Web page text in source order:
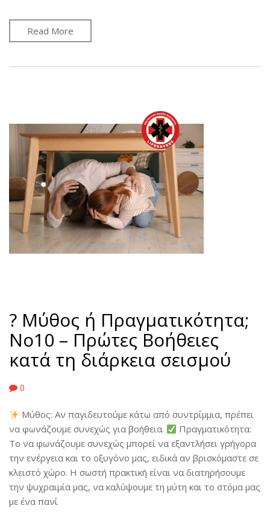
Read More
? Μύθος ή Πραγματικότητα;
No10 – Πρώτες Βοήθειες
κατά τη διάρκεια σεισμού
0
Μύθος: Αν παγιδευτούμε κάτω από συντρίμμια, πρέπει
να φωνάζουμε συνεχώς για βοήθεια.
Πραγματικότητα:
Το να φωνάζουμε συνεχώς μπορεί να εξαντλήσει γρήγορα
την ενέργεια και το οξυγόνο μας, ειδικά αν βρισκόμαστε σε
κλειστό χώρο. Η σωστή πρακτική είναι να διατηρήσουμε
την ψυχραιμία μας, να καλύψουμε τη μύτη και το στόμα μας
με ένα πανί